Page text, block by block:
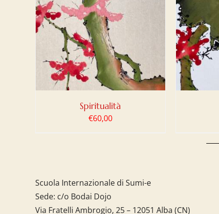
Spiritualità
€60,00
AGGIUNGI AL CARRELLO
DETTAGLI
Scuola Internazionale di Sumi-e
Sede: c/o Bodai Dojo
Via Fratelli Ambrogio, 25 – 12051 Alba (CN)